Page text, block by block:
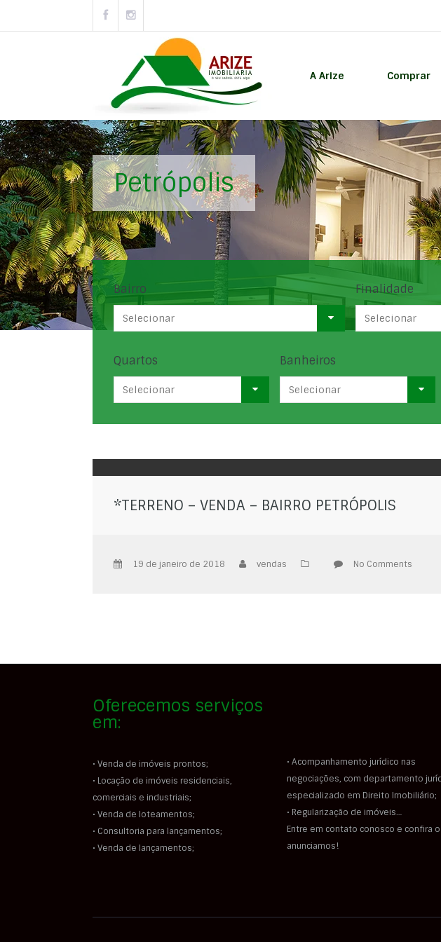
A Arize Comprar
Petrópolis
Bairro
Selecionar
Finalidade
Selecionar
Quartos
Selecionar
Banheiros
Selecionar
*TERRENO – VENDA – BAIRRO PETRÓPOLIS
19 de janeiro de 2018 vendas No Comments
Oferecemos serviços
em:
• Venda de imóveis prontos;
• Locação de imóveis residenciais,
comerciais e industriais;
• Venda de loteamentos;
• Consultoria para lançamentos;
• Venda de lançamentos;
• Acompanhamento jurídico nas
negociações, com departamento
especializado em Direito Imobiliário;
• Regularização de imóveis…
Entre em contato conosco e confira
anunciamos!